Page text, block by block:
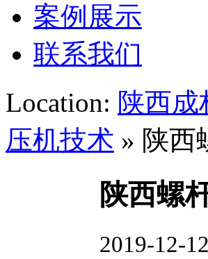
案例展示
联系我们
Location: 陕西
压机技术 » 陕西
陕西螺
2019-12-